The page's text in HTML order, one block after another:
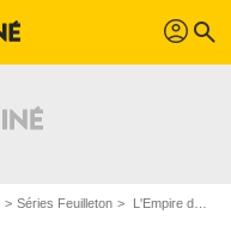
profil search
Séries Feuilleton L'Empire du mensonge